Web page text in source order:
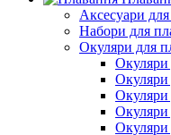
Аксесуари
Набори для
Окуляри для
Окуляри
Окуляри
Окуляри
Окуляри
Окуляри